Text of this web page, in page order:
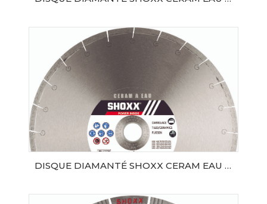
AJOUTER AU PANIER
DISQUE DIAMANTÉ SHOXX CERAM EAU Ø350 SAMEDIA